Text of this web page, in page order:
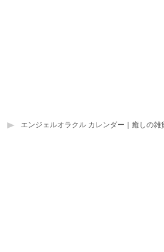
エンジェルオラクル カレンダー｜癒しの雑